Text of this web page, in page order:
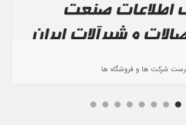
شرکت ها و فروشگاه ها